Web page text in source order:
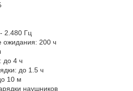
2.480 Гц
ожидания: 200 ч
до 4 ч
до 1.5 ч
10 м
наушников